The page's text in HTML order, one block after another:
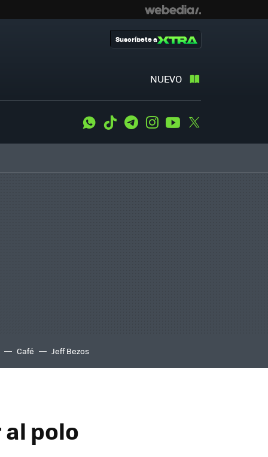
NUEVO
Suscríbete a
WhatsApp
Tiktok TelegramInstagramYoutube
Café Jeff Bezos
al polo